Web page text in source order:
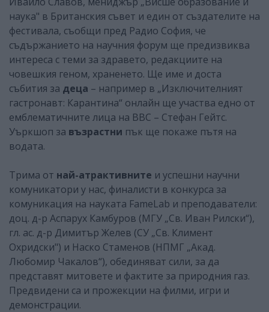
наука" в Британския съвет и един от създателите на
фестивала, съобщи пред Радио София, че
съдържанието на научния форум ще предизвиква
интереса с теми за здравето, редакциите на
човешкия геном, храненето. Ще име и доста
събития за деца – например в „Изключителният
гастронавт: Карантина“ онлайн ще участва едно от
емблематичните лица на BBC – Стефан Гейтс.
Уъркшоп за възрастни пък ще покаже пътя на
водата.
Трима от най-атрактивните и успешни научни
комуникатори у нас, финалисти в конкурса за
комуникация на науката FameLab и преподаватели:
доц. д-р Аспарух Камбуров (МГУ „Св. Иван Рилски“),
гл. ас. д-р Димитър Желев (СУ „Св. Климент
Охридски") и Наско Стаменов (НПМГ „Акад.
Любомир Чакалов“), обединяват сили, за да
представят митовете и фактите за природния газ.
Предвидени са и прожекции на филми, игри и
демонстрации.